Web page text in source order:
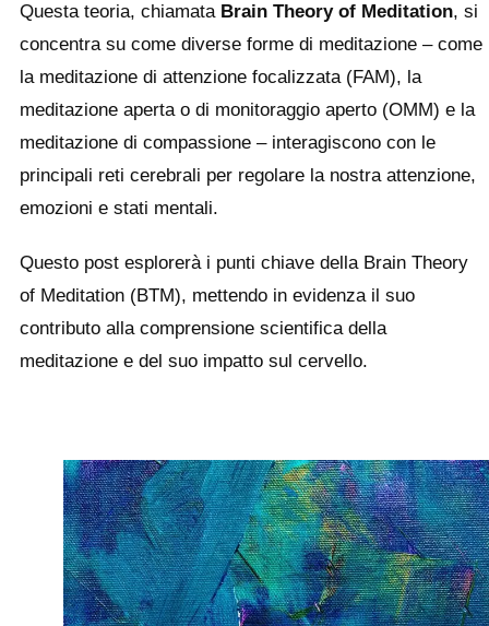
Questa teoria, chiamata Brain Theory of Meditation, si
concentra su come diverse forme di meditazione – come
la meditazione di attenzione focalizzata (FAM), la
meditazione aperta o di monitoraggio aperto (OMM) e la
meditazione di compassione – interagiscono con le
principali reti cerebrali per regolare la nostra attenzione,
emozioni e stati mentali.
Questo post esplorerà i punti chiave della Brain Theory
of Meditation (BTM), mettendo in evidenza il suo
contributo alla comprensione scientifica della
meditazione e del suo impatto sul cervello.